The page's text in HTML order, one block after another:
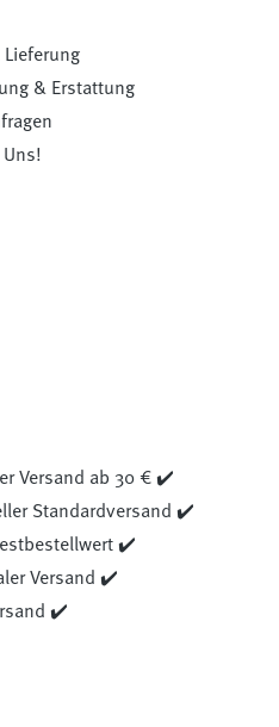
Lieferung
& Erstattung
Versand ab 30 € ✔️
Standardversand ✔️
✔️
Versand ✔️
✔️